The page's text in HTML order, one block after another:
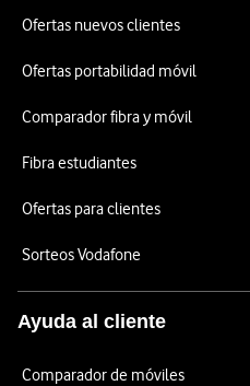
Ofertas nuevos clientes
Ofertas portabilidad móvil
Comparador fibra y móvil
Fibra estudiantes
Ofertas para clientes
Sorteos Vodafone
Ayuda al cliente
Comparador de móviles